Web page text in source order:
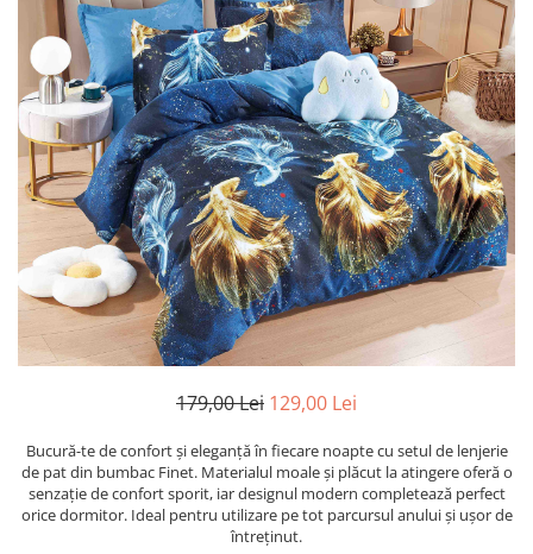
179,00 Lei 129,00 Lei
Bucură-te de confort și eleganță în fiecare noapte cu setul de lenjerie
de pat din bumbac Finet. Materialul moale și plăcut la atingere oferă o
senzație de confort sporit, iar designul modern completează perfect
orice dormitor. Ideal pentru utilizare pe tot parcursul anului și ușor de
întreținut.